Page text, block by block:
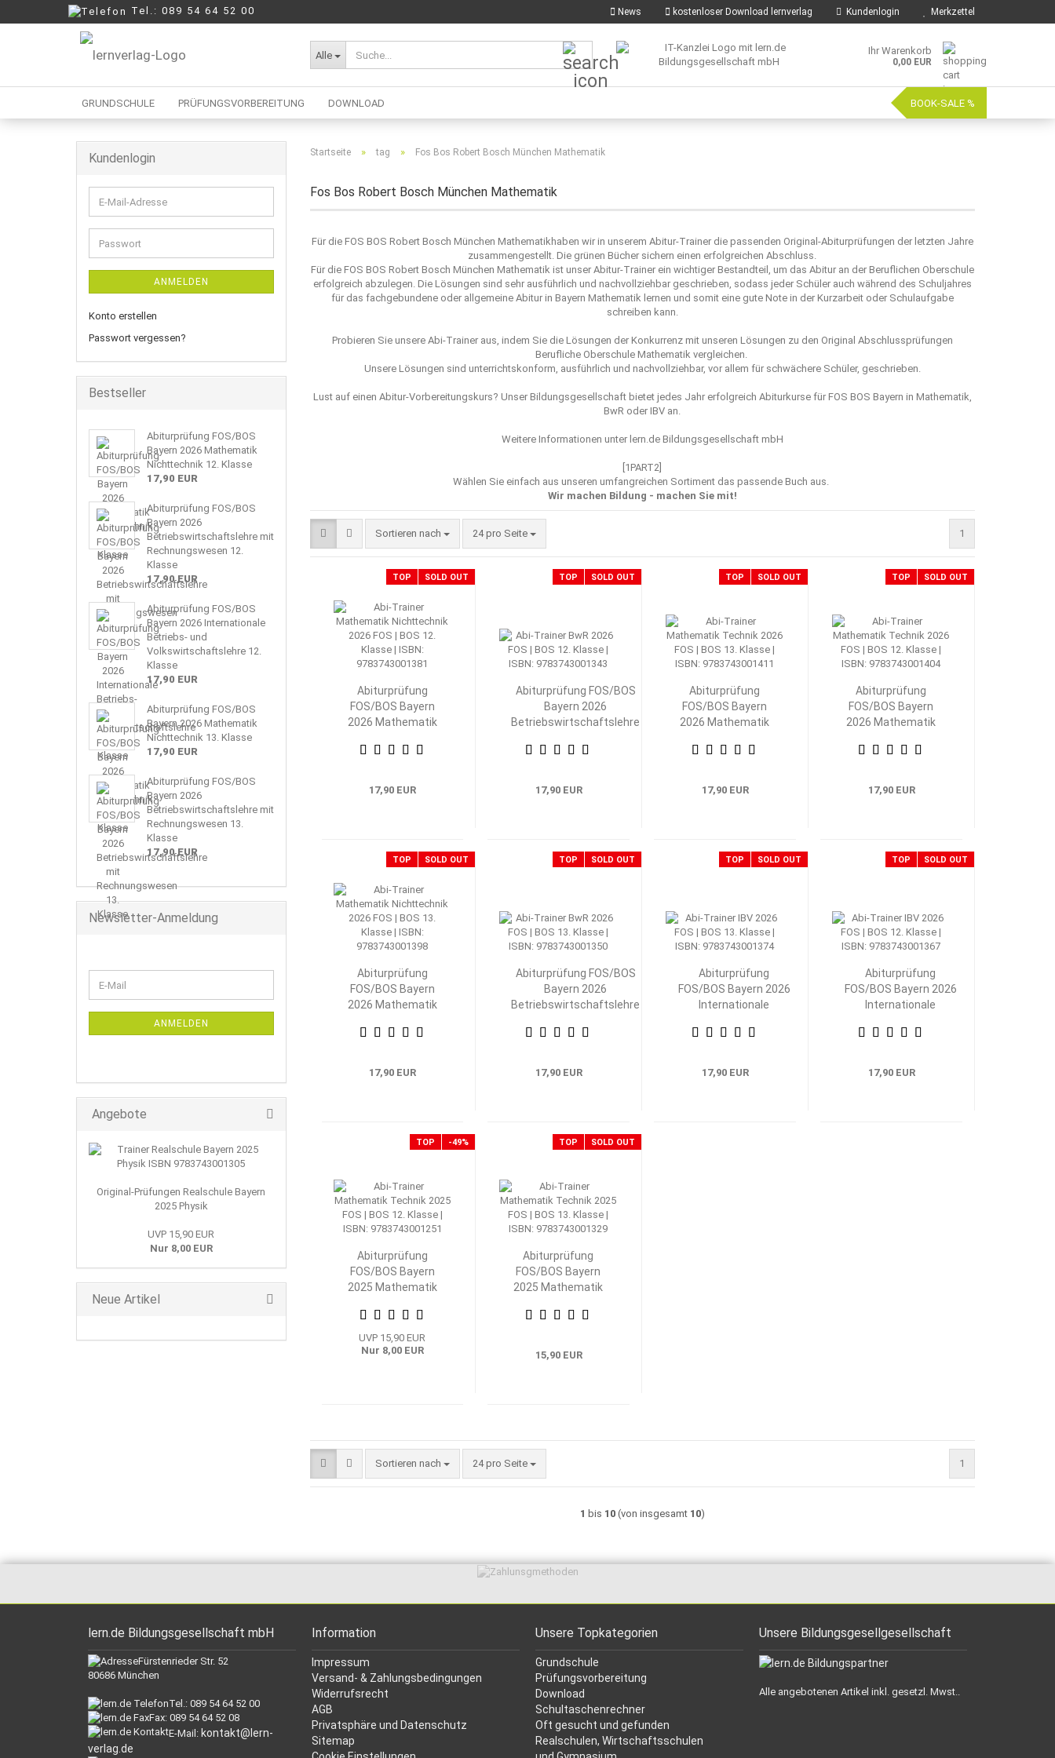
News kostenloser Download lernverlag Kundenlogin Merkzettel
Tel.: 089 54 64 52 00
Alle
Suche... Ihr Warenkorb
0,00 EUR
GRUNDSCHULE PRÜFUNGSVORBEREITUNG
Mittelschule
DOWNLOAD BOOK-SALE %
Startseite » tag » Fos Bos Robert Bosch München Mathematik
Fos Bos Robert Bosch München Mathematik
Für die FOS BOS Robert Bosch München Mathematikhaben wir in unserem Abitur-Trainer die passenden Original-Abiturprüfungen der letzten Jahre
zusammengestellt. Die grünen Bücher sichern einen erfolgreichen Abschluss.
Für die FOS BOS Robert Bosch München Mathematik ist unser Abitur-Trainer ein wichtiger Bestandteil, um das Abitur an der Beruflichen Oberschule
erfolgreich abzulegen. Die Lösungen sind sehr ausführlich und nachvollziehbar geschrieben, sodass jeder Schüler auch während des Schuljahres
für das fachgebundene oder allgemeine Abitur in Bayern Mathematik lernen und somit eine gute Note in der Kurzarbeit oder Schulaufgabe
schreiben kann.
Probieren Sie unsere Abi-Trainer aus, indem Sie die Lösungen der Konkurrenz mit unseren Lösungen zu den Original Abschlussprüfungen
Berufliche Oberschule Mathematik vergleichen.
Unsere Lösungen sind unterrichtskonform, ausführlich und nachvollziehbar, vor allem für schwächere Schüler, geschrieben.
Lust auf einen Abitur-Vorbereitungskurs? Unser Bildungsgesellschaft bietet jedes Jahr erfolgreich Abiturkurse für FOS BOS Bayern in Mathematik,
BwR oder IBV an.
Weitere Informationen unter lern.de Bildungsgesellschaft mbH
[1PART2]
Wählen Sie einfach aus unseren umfangreichen Sortiment das passende Buch aus.
Wir machen Bildung - machen Sie mit!
Sortieren nach
Sortieren nach 24 pro Seite
pro Seite 1
TOP SOLD OUT
Abiturprüfung
FOS/BOS Bayern
2026 Mathematik
Klasse
17,90 EUR
TOP SOLD OUT
Abiturprüfung FOS/BOS
Bayern 2026
Betriebswirtschaftslehre
Klasse
17,90 EUR
TOP SOLD OUT
Abiturprüfung
FOS/BOS Bayern
2026 Mathematik
17,90 EUR
TOP SOLD OUT
Abiturprüfung
FOS/BOS Bayern
2026 Mathematik
17,90 EUR
TOP SOLD OUT
Abiturprüfung
FOS/BOS Bayern
2026 Mathematik
Klasse
17,90 EUR
TOP SOLD OUT
Abiturprüfung FOS/BOS
Bayern 2026
Betriebswirtschaftslehre
Klasse
17,90 EUR
TOP SOLD OUT
Abiturprüfung
FOS/BOS Bayern 2026
Internationale
Volkswirtschaftslehre
17,90 EUR
TOP SOLD OUT
Abiturprüfung
FOS/BOS Bayern 2026
Internationale
Volkswirtschaftslehre
17,90 EUR
TOP -49%
Abiturprüfung
FOS/BOS Bayern
2025 Mathematik
UVP 15,90 EUR
Nur 8,00 EUR
TOP SOLD OUT
Abiturprüfung
FOS/BOS Bayern
2025 Mathematik
15,90 EUR
Sortieren nach
Sortieren nach 24 pro Seite
pro Seite 1
1 bis 10(von insgesamt 10)
Kundenlogin
E-
Mail-
Adresse
Passwort
ANMELDEN
Konto erstellen
Passwort vergessen?
Bestseller
Abiturprüfung FOS/BOS
Bayern 2026 Mathematik
Nichttechnik 12. Klasse
17,90 EUR
Abiturprüfung FOS/BOS
Bayern 2026
Betriebswirtschaftslehre mit
Rechnungswesen 12.
Klasse
17,90 EUR
Abiturprüfung FOS/BOS
Bayern 2026 Internationale
Betriebs- und
Volkswirtschaftslehre 12.
Klasse
17,90 EUR
Abiturprüfung FOS/BOS
Bayern 2026 Mathematik
Nichttechnik 13. Klasse
17,90 EUR
Abiturprüfung FOS/BOS
Bayern 2026
Betriebswirtschaftslehre mit
Rechnungswesen 13.
Klasse
17,90 EUR
Newsletter-Anmeldung
ZUR
E-
Mail
ANMELDEN
Angebote
Original-Prüfungen Realschule Bayern
2025 Physik
UVP 15,90 EUR
Nur 8,00 EUR
Neue Artikel
lern.de Bildungsgesellschaft mbH
Fürstenrieder Str. 52
80686 München
Tel.: 089 54 64 52 00
Fax: 089 54 64 52 08
E-Mail: kontakt@lern-
verlag.de
Information
Impressum
Versand- & Zahlungsbedingungen
Widerrufsrecht
AGB
Privatsphäre und Datenschutz
Sitemap
Unsere Topkategorien
Grundschule
Prüfungsvorbereitung
Download
Schultaschenrechner
Oft gesucht und gefunden
Realschulen, Wirtschaftsschulen
Unsere Bildungsgesellgesellschaft
Alle angebotenen Artikel inkl. gesetzl. Mwst..